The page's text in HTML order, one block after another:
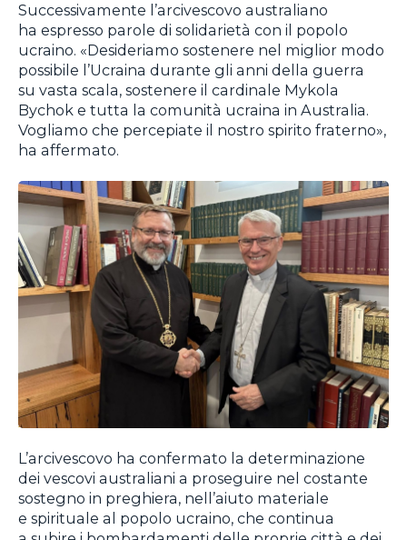
Successivamente l’arcivescovo australiano
ha espresso parole di solidarietà con il popolo
ucraino. «Desideriamo sostenere nel miglior modo
possibile l’Ucraina durante gli anni della guerra
su vasta scala, sostenere il cardinale Mykola
Bychok e tutta la comunità ucraina in Australia.
Vogliamo che percepiate il nostro spirito fraterno»,
ha affermato.
L’arcivescovo ha confermato la determinazione
dei vescovi australiani a proseguire nel costante
sostegno in preghiera, nell’aiuto materiale
e spirituale al popolo ucraino, che continua